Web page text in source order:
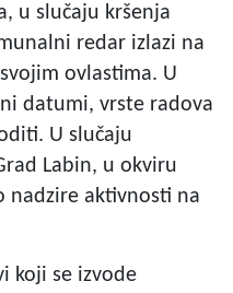
u slučaju kršenja
redar izlazi na
ovlastima. U
datumi, vrste radova
U slučaju
Labin, u okviru
nadzire aktivnosti na
koji se izvode